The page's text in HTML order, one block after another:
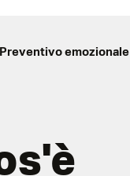
Preventivo emozionale